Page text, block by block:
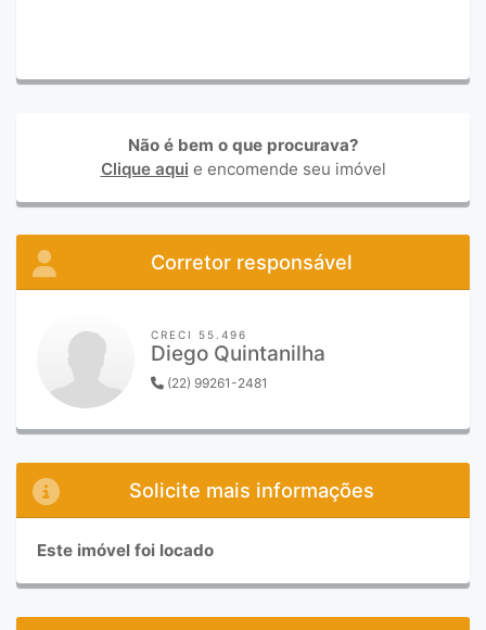
Não é bem o que procurava?
Clique aqui e encomende seu imóvel
Corretor responsável
CRECI 55.496
Diego Quintanilha
(22) 99261-2481
Solicite mais informações
Este imóvel foi locado